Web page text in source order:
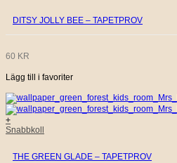
DITSY JOLLY BEE – TAPETPROV
60 KR
Lägg till i favoriter
+
Snabbkoll
THE GREEN GLADE – TAPETPROV